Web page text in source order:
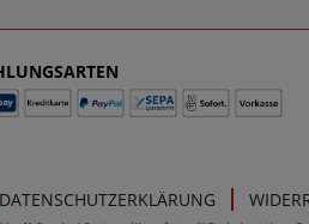
DATENSCHUTZERKLÄRUNG